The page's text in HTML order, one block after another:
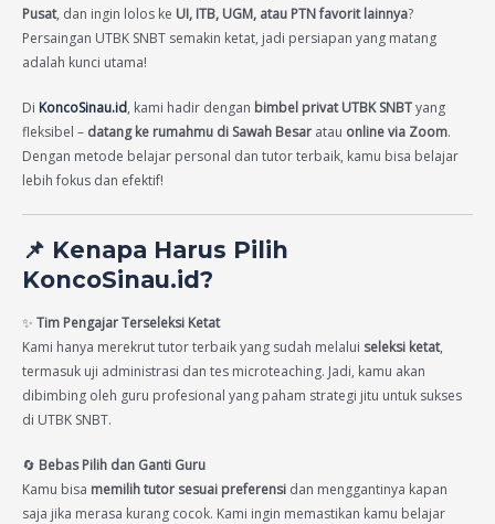
Pusat, dan ingin lolos ke UI, ITB, UGM, atau PTN favorit lainnya?
Persaingan UTBK SNBT semakin ketat, jadi persiapan yang matang
adalah kunci utama!
Di KoncoSinau.id, kami hadir dengan bimbel privat UTBK SNBTyang
fleksibel – datang ke rumahmu di Sawah Besar atau online via Zoom.
Dengan metode belajar personal dan tutor terbaik, kamu bisa belajar
lebih fokus dan efektif!
📌 Kenapa Harus Pilih
KoncoSinau.id?
✨ Tim Pengajar Terseleksi Ketat
Kami hanya merekrut tutor terbaik yang sudah melalui seleksi ketat,
termasuk uji administrasi dan tes microteaching. Jadi, kamu akan
dibimbing oleh guru profesional yang paham strategi jitu untuk sukses
di UTBK SNBT.
🔄 Bebas Pilih dan Ganti Guru
Kamu bisa memilih tutor sesuai preferensi dan menggantinya kapan
saja jika merasa kurang cocok. Kami ingin memastikan kamu belajar